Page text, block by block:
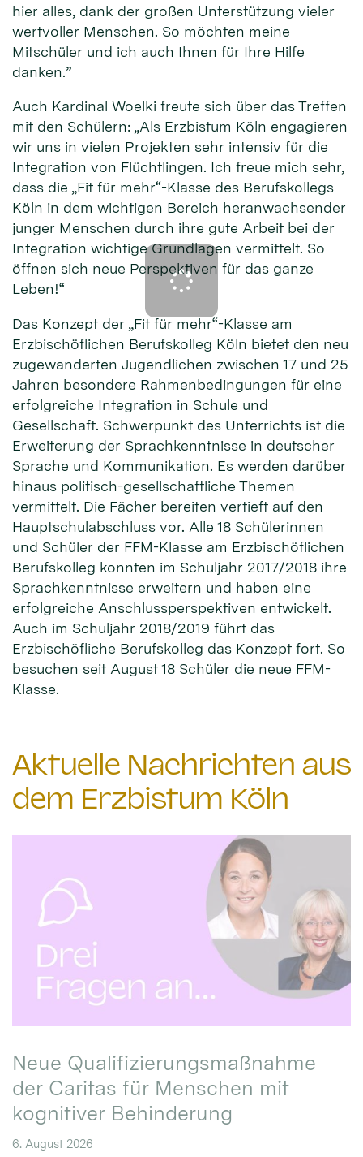
hier alles, dank der großen Unterstützung vieler
wertvoller Menschen. So möchten meine
Mitschüler und ich auch Ihnen für Ihre Hilfe
danken.”
Auch Kardinal Woelki freute sich über das Treffen
mit den Schülern: „Als Erzbistum Köln engagieren
wir uns in vielen Projekten sehr intensiv für die
Integration von Flüchtlingen. Ich freue mich sehr,
dass die „Fit für mehr“-Klasse des Berufskollegs
Köln in dem wichtigen Bereich heranwachsender
junger Menschen durch ihre gute Arbeit bei der
Integration wichtige Grundlagen vermittelt. So
öffnen sich neue Perspektiven für das ganze
Leben!“
Das Konzept der „Fit für mehr“-Klasse am
Erzbischöflichen Berufskolleg Köln bietet den neu
zugewanderten Jugendlichen zwischen 17 und 25
Jahren besondere Rahmenbedingungen für eine
erfolgreiche Integration in Schule und
Gesellschaft. Schwerpunkt des Unterrichts ist die
Erweiterung der Sprachkenntnisse in deutscher
Sprache und Kommunikation. Es werden darüber
hinaus politisch-gesellschaftliche Themen
vermittelt. Die Fächer bereiten vertieft auf den
Hauptschulabschluss vor. Alle 18 Schülerinnen
und Schüler der FFM-Klasse am Erzbischöflichen
Berufskolleg konnten im Schuljahr 2017/2018 ihre
Sprachkenntnisse erweitern und haben eine
erfolgreiche Anschlussperspektiven entwickelt.
Auch im Schuljahr 2018/2019 führt das
Erzbischöfliche Berufskolleg das Konzept fort. So
besuchen seit August 18 Schüler die neue FFM-
Klasse.
Aktuelle Nachrichten aus
dem Erzbistum Köln
Neue Qualifizierungsmaßnahme
der Caritas für Menschen mit
kognitiver Behinderung
6. August 2026